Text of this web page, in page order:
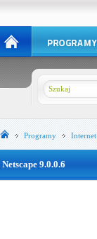
Programy Internet
Netscape 9.0.0.6